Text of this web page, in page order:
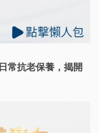
常抗老保養，揭開